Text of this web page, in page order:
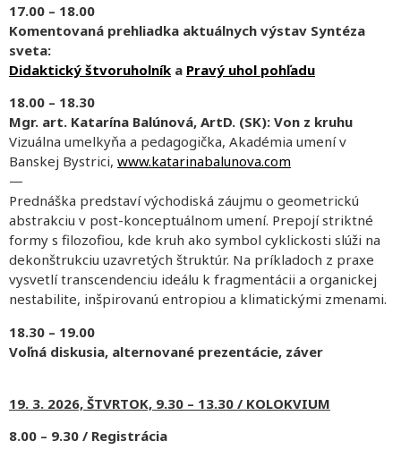
17.00 – 18.00
Komentovaná prehliadka aktuálnych výstav Syntéza
sveta:
Didaktický štvoruholník a Pravý uhol pohľadu
18.00 – 18.30
Mgr. art. Katarína Balúnová, ArtD. (SK): Von z kruhu
Vizuálna umelkyňa a pedagogička, Akadémia umení v
Banskej Bystrici, www.katarinabalunova.com
—
Prednáška predstaví východiská záujmu o geometrickú
abstrakciu v post-konceptuálnom umení. Prepojí striktné
formy s filozofiou, kde kruh ako symbol cyklickosti slúži na
dekonštrukciu uzavretých štruktúr. Na príkladoch z praxe
vysvetlí transcendenciu ideálu k fragmentácii a organickej
nestabilite, inšpirovanú entropiou a klimatickými zmenami.
18.30 – 19.00
Voľná diskusia, alternované prezentácie, záver
19. 3. 2026, ŠTVRTOK, 9.30 – 13.30 / KOLOKVIUM
8.00 – 9.30 / Registrácia